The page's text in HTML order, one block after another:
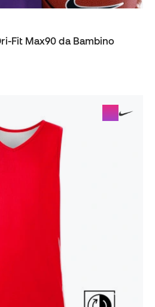
Fit Max90 da Bambino